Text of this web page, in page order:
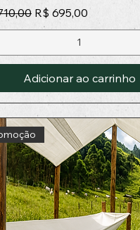
normalPreço promocional
R$ 695,00
Adicionar ao carrinho